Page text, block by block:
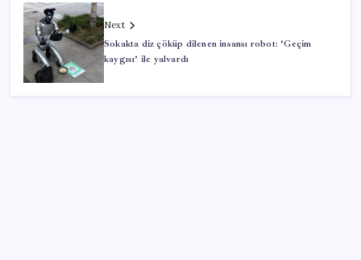
Next
Sokakta diz çöküp dilenen insansı robot: ‘Geçim
kaygısı’ ile yalvardı